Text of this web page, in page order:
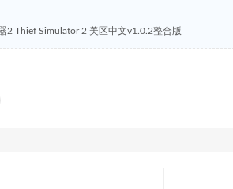
2 Thief Simulator 2 美区中文v1.0.2整合版